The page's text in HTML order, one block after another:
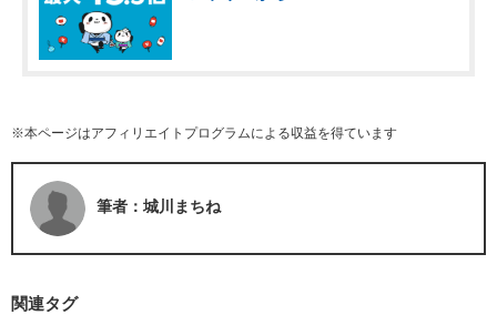
※本ページはアフィリエイトプログラムによる収益を得ています
筆者：城川まちね
関連タグ